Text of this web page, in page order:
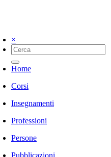
×
Home
Corsi
Insegnamenti
Professioni
Persone
Pubblicazioni